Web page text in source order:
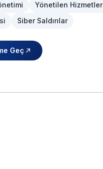
Yönetilen Hizmetler
Siber Saldırılar
Geç